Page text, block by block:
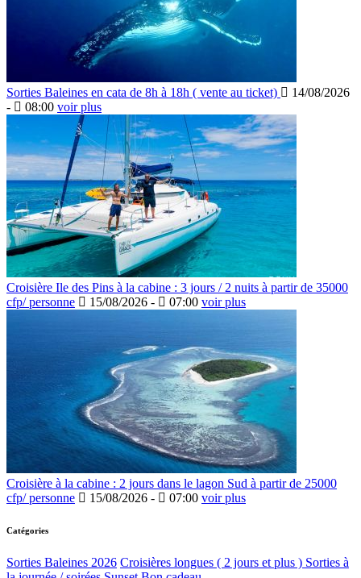
Sorties Baleines en cata de 8h à 18h ( vente au ticket)
14/08/2026
-
08:00 voir plus
Croisière Ile des Pins à la cabine : 3 jours / 2 nuits à partir de 35000
cfp/ personne
15/08/2026 - 07:00 voir plus
Croisière à la cabine : 2 jours dans le lagon Sud à partir de 25000
cfp/ personne
15/08/2026 - 07:00 voir plus
Catégories
Sorties Baleines 2026 Croisières longues ( 2 jours et plus ) Sorties à